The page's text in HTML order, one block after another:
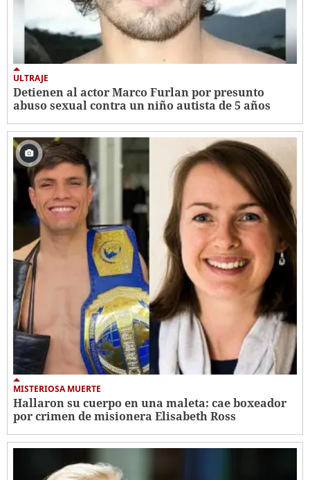
ULTRAJE
Detienen al actor Marco Furlan por presunto
abuso sexual contra un niño autista de 5 años
MISTERIOSA MUERTE
Hallaron su cuerpo en una maleta: cae boxeador
por crimen de misionera Elisabeth Ross